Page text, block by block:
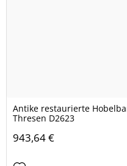
Antike restaurierte
Thresen D2623
943,64 €